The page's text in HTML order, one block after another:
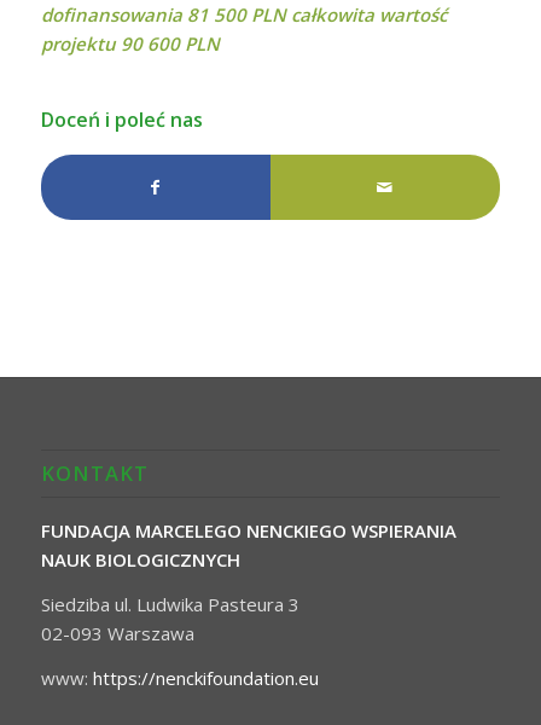
dofinansowania 81 500 PLN całkowita wartość
projektu 90 600 PLN
Doceń i poleć nas
KONTAKT
FUNDACJA MARCELEGO NENCKIEGO WSPIERANIA
NAUK BIOLOGICZNYCH
Siedziba ul. Ludwika Pasteura 3
02-093 Warszawa
www: https://nenckifoundation.eu